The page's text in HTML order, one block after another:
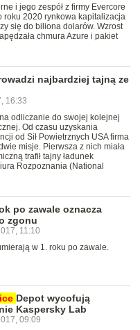
i jego zespół z firmy Evercore
roku 2020 rynkowa kapitalizacja
się do biliona dolarów. Wzrost
chmura Azure i pakiet
najbardziej tajną ze
16:33
odliczanie do swojej kolejnej
Od czasu uzyskania
od Sił Powietrznych USA firma
misje. Pierwsza z nich miała
trafił tajny ładunek
Rozpoznania (National
po zawale oznacza
zgonu
11:10
w 1. roku po zawale.
Depot wycofują
Kaspersky Lab
09:09